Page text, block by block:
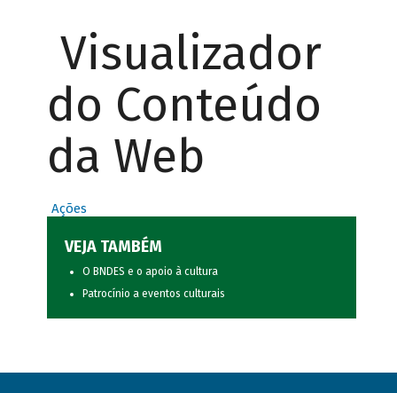
Visualizador
do Conteúdo
da Web
Ações
VEJA TAMBÉM
O BNDES e o apoio à cultura
Patrocínio a eventos culturais